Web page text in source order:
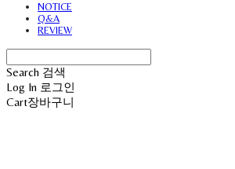
NOTICE
Q&A
REVIEW
Search 검색
Log In 로그인
Cart장바구니